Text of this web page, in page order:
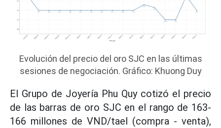
Evolución del precio del oro SJC en las últimas
sesiones de negociación. Gráfico: Khuong Duy
El Grupo de Joyería Phu Quy cotizó el precio
de las barras de oro SJC en el rango de 163-
166 millones de VND/tael (compra - venta),